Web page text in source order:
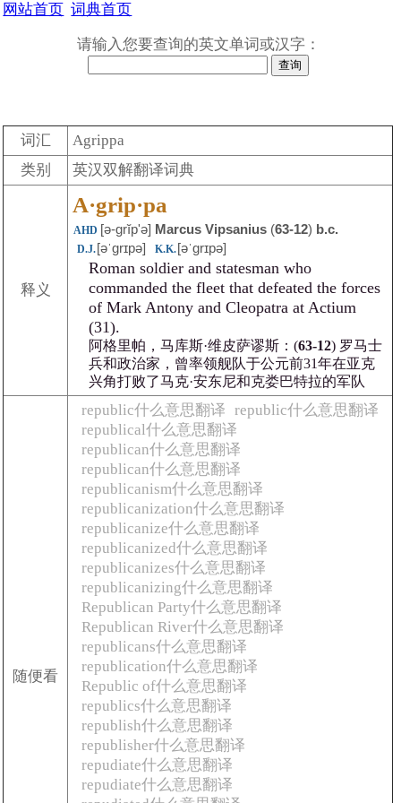
网站首页 词典首页
请输入您要查询的英文单词或汉字：
词汇
Agrippa
类别
英汉双解翻译词典
释义
A·grip·pa
AHD [ə-grĭpʹə] Marcus Vipsanius (63-12) b.c.
D.J.[əˈgrɪpə] K.K.[əˈgrɪpə]
Roman soldier and statesman who
commanded the fleet that defeated the forces
of Mark Antony and Cleopatra at Actium
(31).
阿格里帕，马库斯·维皮萨谬斯：(63-12) 罗马士
兵和政治家，曾率领舰队于公元前31年在亚克
兴角打败了马克·安东尼和克娄巴特拉的军队
随便看
republic什么意思翻译 republic什么意思翻译
republical什么意思翻译
republican什么意思翻译
republican什么意思翻译
republicanism什么意思翻译
republicanization什么意思翻译
republicanize什么意思翻译
republicanized什么意思翻译
republicanizes什么意思翻译
republicanizing什么意思翻译
Republican Party什么意思翻译
Republican River什么意思翻译
republicans什么意思翻译
republication什么意思翻译
Republic of什么意思翻译
republics什么意思翻译
republish什么意思翻译
republisher什么意思翻译
repudiate什么意思翻译
repudiate什么意思翻译